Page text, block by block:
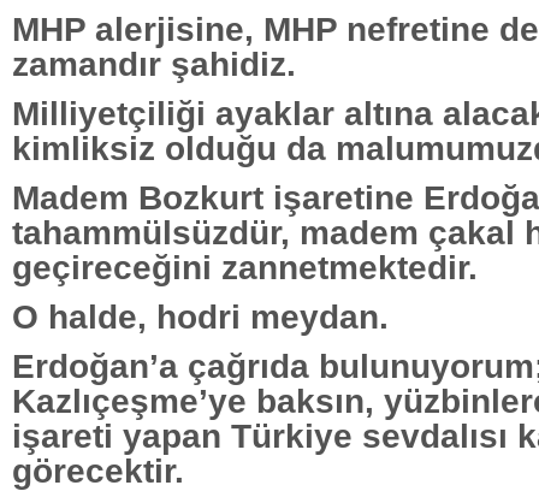
MHP alerjisine, MHP nefretine
zamandır şahidiz.
Milliyetçiliği ayaklar altına
kimliksiz olduğu da
Madem Bozkurt işaretine
tahammülsüzdür, madem çakal
geçireceğini zannetmektedir.
O halde, hodri meydan.
Erdoğan’a çağrıda
Kazlıçeşme’ye baksın,
işareti yapan Türkiye sevdalısı
görecektir.